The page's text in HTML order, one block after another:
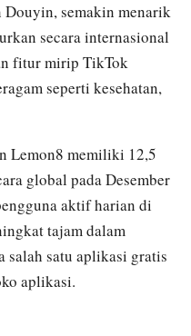
Douyin, semakin menarik
secara internasional
fitur mirip TikTok
seperti kesehatan,
Lemon8 memiliki 12,5
global pada Desember
aktif harian di
tajam dalam
salah satu aplikasi gratis
aplikasi.